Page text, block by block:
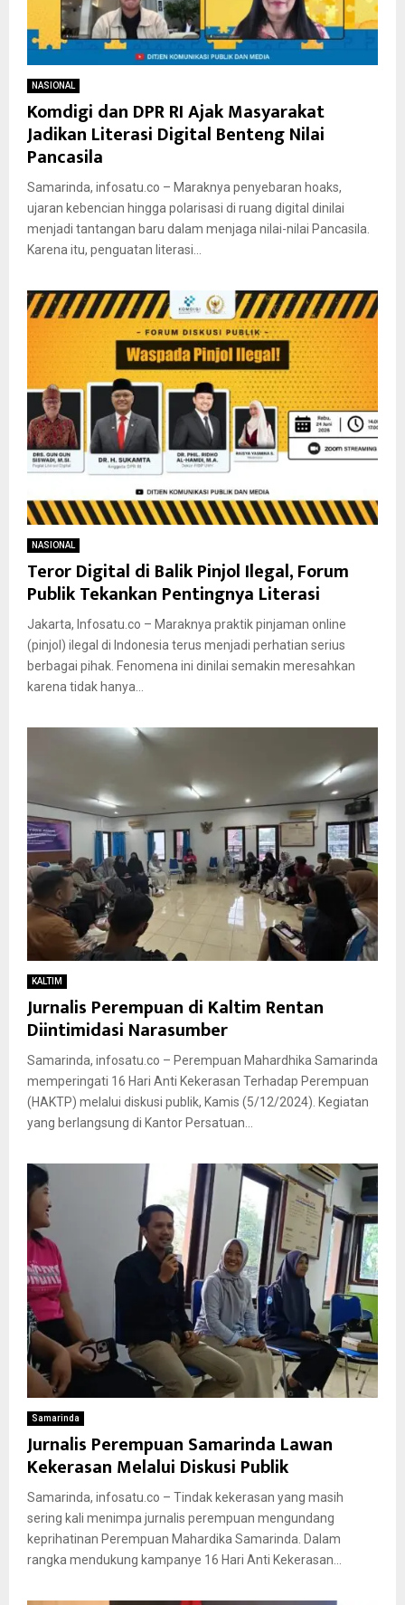
NASIONAL
Komdigi dan DPR RI Ajak Masyarakat
Jadikan Literasi Digital Benteng Nilai
Pancasila
Samarinda, infosatu.co – Maraknya penyebaran hoaks,
ujaran kebencian hingga polarisasi di ruang digital dinilai
menjadi tantangan baru dalam menjaga nilai-nilai Pancasila.
Karena itu, penguatan literasi...
NASIONAL
Teror Digital di Balik Pinjol Ilegal, Forum
Publik Tekankan Pentingnya Literasi
Jakarta, Infosatu.co – Maraknya praktik pinjaman online
(pinjol) ilegal di Indonesia terus menjadi perhatian serius
berbagai pihak. Fenomena ini dinilai semakin meresahkan
karena tidak hanya...
KALTIM
Jurnalis Perempuan di Kaltim Rentan
Diintimidasi Narasumber
Samarinda, infosatu.co – Perempuan Mahardhika Samarinda
memperingati 16 Hari Anti Kekerasan Terhadap Perempuan
(HAKTP) melalui diskusi publik, Kamis (5/12/2024). Kegiatan
yang berlangsung di Kantor Persatuan...
Samarinda
Jurnalis Perempuan Samarinda Lawan
Kekerasan Melalui Diskusi Publik
Samarinda, infosatu.co – Tindak kekerasan yang masih
sering kali menimpa jurnalis perempuan mengundang
keprihatinan Perempuan Mahardika Samarinda. Dalam
rangka mendukung kampanye 16 Hari Anti Kekerasan...